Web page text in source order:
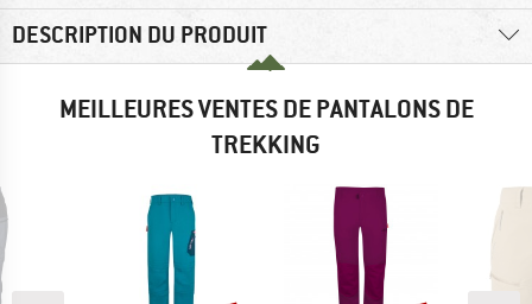
DESCRIPTION DU PRODUIT
MEILLEURES VENTES DE PANTALONS DE
TREKKING